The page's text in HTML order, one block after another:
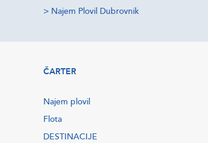
> Najem Plovil Dubrovnik
ČARTER
Najem plovil
Flota
DESTINACIJE